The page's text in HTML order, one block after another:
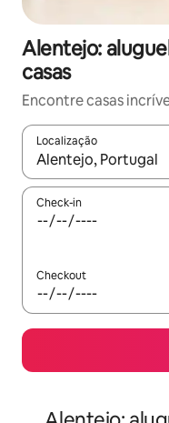
Alentejo:
casas
Encontre casas
Localização
Quando os
Check-in
Checkout